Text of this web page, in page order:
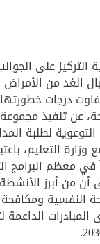
التركيز على
الغد من
درجات
عن تنفيذ
لطلبة
وزارة التعليم،
في معظم البرامج
أن من أبرز
النفسية
الداعمة